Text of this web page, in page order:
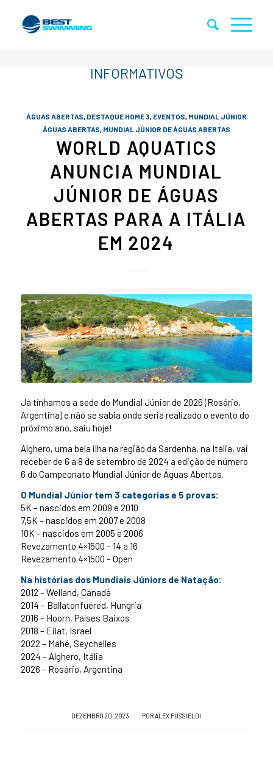
ÁGUAS ABERTAS, DESTAQUE HOME 3, EVENTOS, MUNDIAL JÚNIOR
ÁGUAS ABERTAS, MUNDIAL JÚNIOR DE ÁGUAS ABERTAS
WORLD AQUATICS
ANUNCIA MUNDIAL
JÚNIOR DE ÁGUAS
ABERTAS PARA A ITÁLIA
EM 2024
Já tínhamos a sede do Mundial Júnior de 2026 (Rosário,
Argentina) e não se sabia onde seria realizado o evento do
próximo ano, saiu hoje!
Alghero, uma bela ilha na região da Sardenha, na Itália, vai
receber de 6 a 8 de setembro de 2024 a edição de número
6 do Campeonato Mundial Júnior de Águas Abertas.
O Mundial Júnior tem 3 categorias e 5 provas:
5K – nascidos em 2009 e 2010
7,5K – nascidos em 2007 e 2008
10K – nascidos em 2005 e 2006
Revezamento 4×1500 – 14 a 16
Revezamento 4×1500 – Open
Na histórias dos Mundiais Júniors de Natação:
2012 – Welland, Canadá
2014 – Ballatonfuered, Hungria
2016 – Hoorn, Países Baixos
2018 – Eilat, Israel
2022 – Mahé, Seychelles
2024 – Alghero, Itália
2026 – Rosário, Argentina
DEZEMBRO 20, 2023
/ PORALEX PUSSIELDI